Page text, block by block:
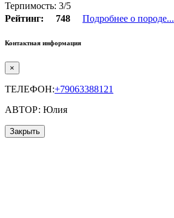
Терпимость: 3/5
Рейтинг:
748 Подробнее о породе...
Контактная информация
×
ТЕЛЕФОН:+79063388121
АВТОР: Юлия
Закрыть